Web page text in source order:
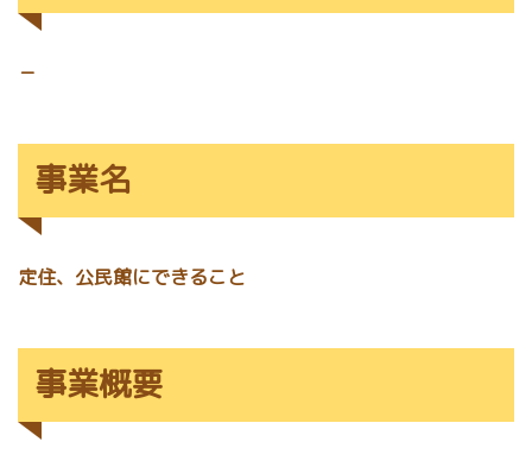
－
事業名
定住、公民館にできること
事業概要